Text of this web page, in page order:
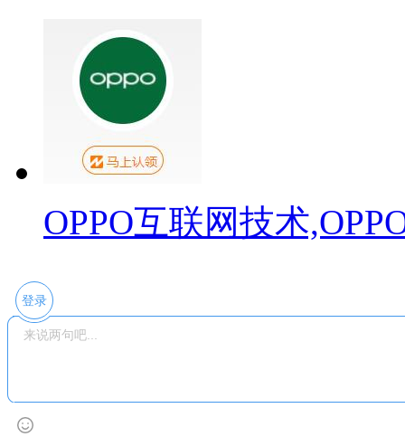
OPPO互联网技术
登录